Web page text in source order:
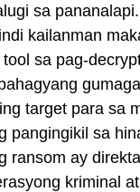
sa
kailanman
sa pag-
target para sa
pangingikil sa
ransom ay
kriminal